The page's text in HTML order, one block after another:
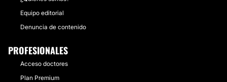
Equipo editorial
Denuncia de contenido
PROFESIONALES
Acceso doctores
Plan Premium